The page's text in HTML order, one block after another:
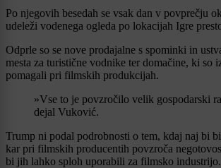
Po njegovih besedah se vsak dan v povprečju
udeleži vodenega ogleda po lokacijah Igre
Odprle so se nove prodajalne s spominki in
mesta za turistične vodnike ter domačine, ki so
pomagali pri filmskih produkcijah.
»Vse to je povzročilo velik gospodarski
dejal Vuković.
Trump ni podal podrobnosti o tem, kdaj naj bi
kar pri filmskih producentih povzroča
bi jih lahko sploh uporabili za filmsko industrijo.